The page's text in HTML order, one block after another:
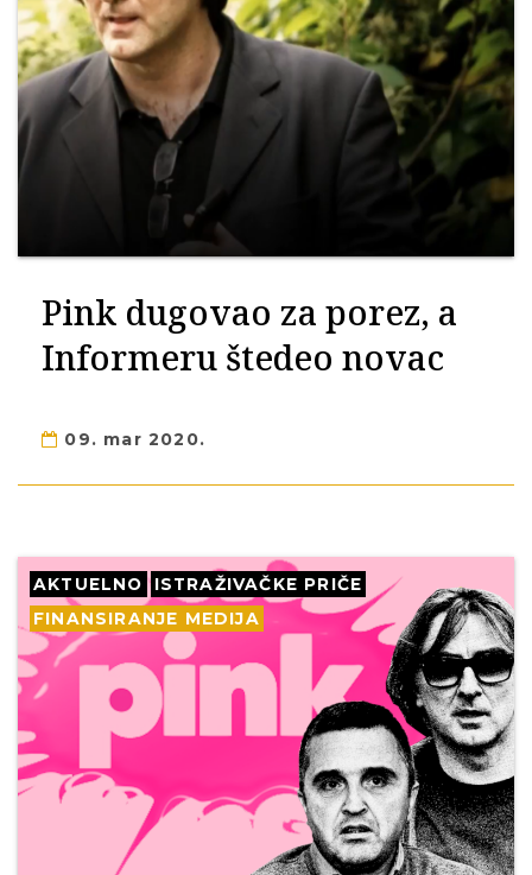
Pink dugovao za porez, a
Informeru štedeo novac
09. mar 2020.
AKTUELNO
ISTRAŽIVAČKE PRIČE
FINANSIRANJE MEDIJA